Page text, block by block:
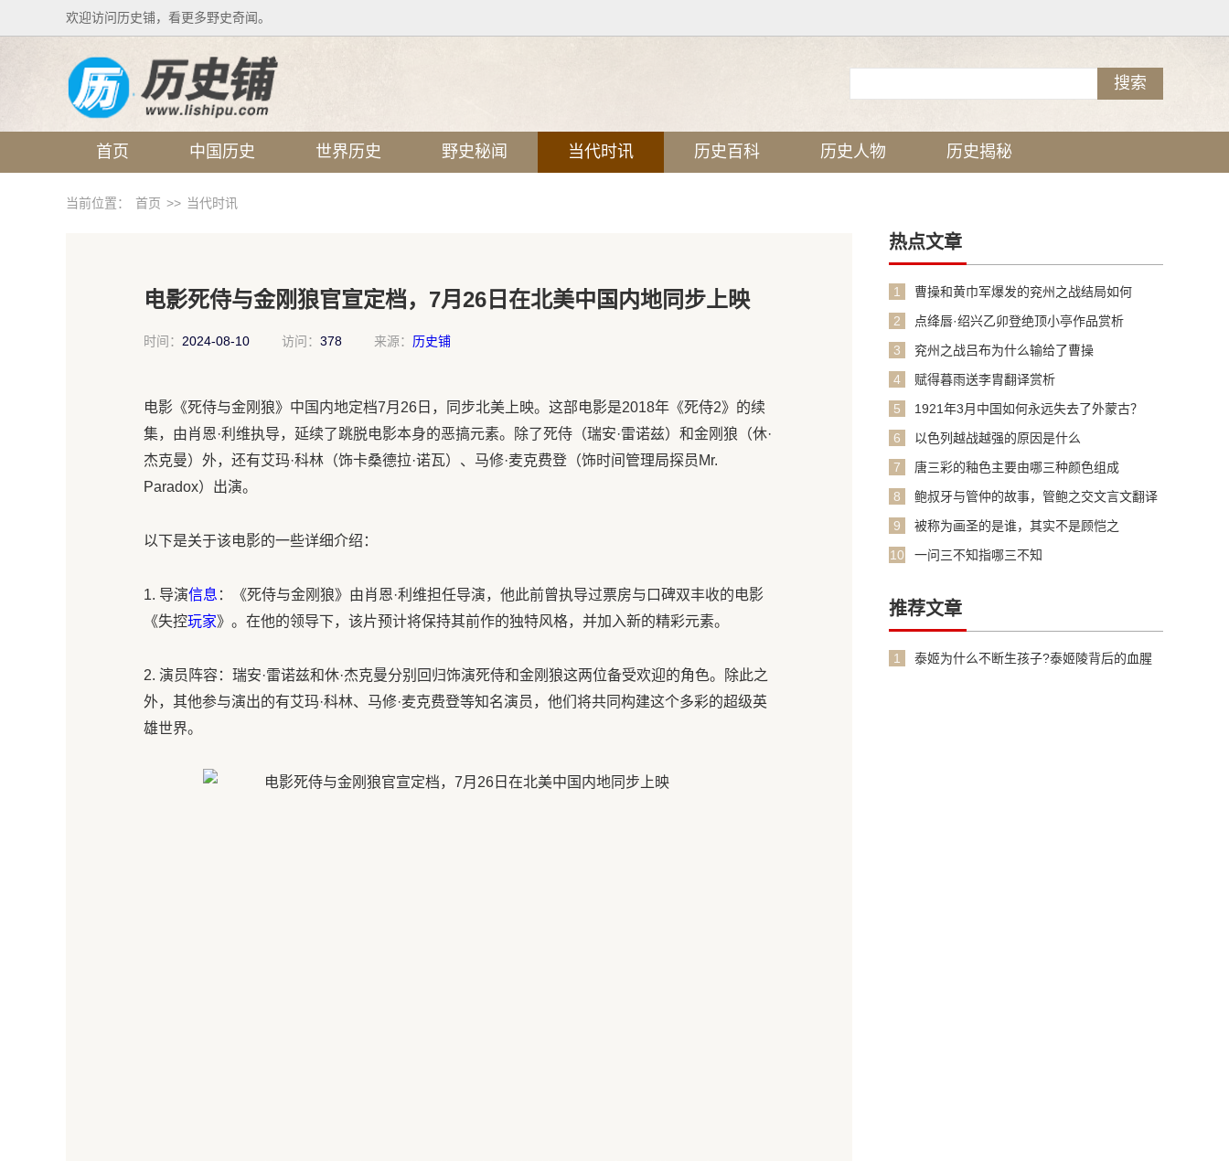
欢迎访问历史铺，看更多野史奇闻。
首页 中国历史 世界历史 野史秘闻 当代时讯 历史百科 历史人物 历史揭秘
当前位置： 首页 >> 当代时讯
电影死侍与金刚狼官宣定档，7月26日在北美中国内地同步上映
时间： 2024-08-10 访问： 378 来源： 历史铺
电影《死侍与金刚狼》中国内地定档7月26日，同步北美上映。这部电影是2018年《死侍2》的续
集，由肖恩·利维执导，延续了跳脱电影本身的恶搞元素。除了死侍（瑞安·雷诺兹）和金刚狼（休·
杰克曼）外，还有艾玛·科林（饰卡桑德拉·诺瓦）、马修·麦克费登（饰时间管理局探员Mr.
Paradox）出演。
以下是关于该电影的一些详细介绍：
1. 导演信息 ：《死侍与金刚狼》由肖恩·利维担任导演，他此前曾执导过票房与口碑双丰收的电影
《失控玩家》。在他的领导下，该片预计将保持其前作的独特风格，并加入新的精彩元素。
2. 演员阵容：瑞安·雷诺兹和休·杰克曼分别回归饰演死侍和金刚狼这两位备受欢迎的角色。除此之
外，其他参与演出的有艾玛·科林、马修·麦克费登等知名演员，他们将共同构建这个多彩的超级英
雄世界。
热点文章
1
曹操和黄巾军爆发的兖州之战结局如何
2
点绛唇·绍兴乙卯登绝顶小亭作品赏析
3
兖州之战吕布为什么输给了曹操
4
赋得暮雨送李胄翻译赏析
5
1921年3月中国如何永远失去了外蒙古？
6
以色列越战越强的原因是什么
7
唐三彩的釉色主要由哪三种颜色组成
8
鲍叔牙与管仲的故事，管鲍之交文言文翻译
9
被称为画圣的是谁，其实不是顾恺之
10
一问三不知指哪三不知
推荐文章
1
泰姬为什么不断生孩子?泰姬陵背后的血腥